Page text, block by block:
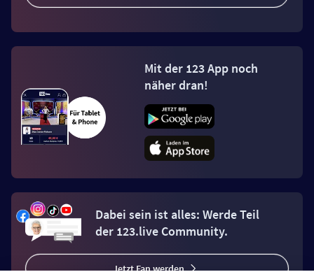
Mit der 123 App noch
näher dran!
Dabei sein ist alles: Werde Teil
der 123.live Community.
Jetzt Fan werden